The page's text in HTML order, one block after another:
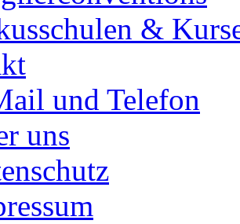
&
und Telefon
uns